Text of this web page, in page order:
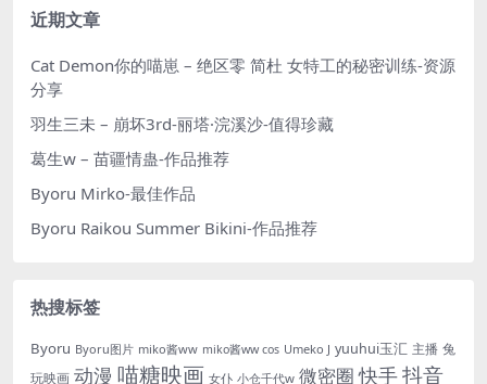
近期文章
Cat Demon你的喵崽 – 绝区零 简杜 女特工的秘密训练-资源
分享
羽生三未 – 崩坏3rd-丽塔·浣溪沙-值得珍藏
葛生w – 苗疆情蛊-作品推荐
Byoru Mirko-最佳作品
Byoru Raikou Summer Bikini-作品推荐
热搜标签
Byoru Byoru图片 miko酱ww miko酱ww cos Umeko J yuuhui玉汇 主播 兔
玩映画 动漫 喵糖映画 女仆 小仓千代w 微密圈 快手抖音